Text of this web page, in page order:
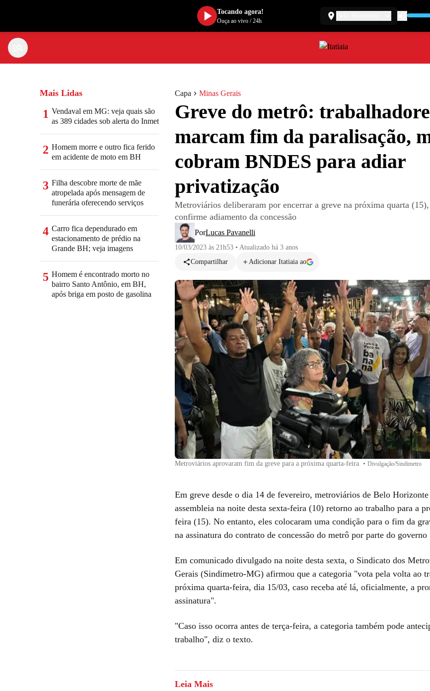
Capa Minas Gerais
Greve do metrô:
marcam fim da paralisação,
cobram BNDES para adiar
privatização
Metroviários deliberaram por encerrar a greve na próxima quarta (15),
confirme adiamento da concessão
PorLucas Pavanelli
10/03/2023 às 21h53 • Atualizado há 3 anos
Compartilhar
Adicionar Itatiaia ao
Metroviários aprovaram fim da greve para a próxima quarta-feira • Divulgação/Sindimetro
Em greve desde o dia 14 de fevereiro, metroviários de Belo
assembleia na noite desta sexta-feira (10) retorno ao trabalho para a
feira (15). No entanto, eles colocaram uma condição para o fim da
na assinatura do contrato de concessão do metrô por parte do governo
Em comunicado divulgado na noite desta sexta, o Sindicato dos
Gerais (Sindimetro-MG) afirmou que a categoria "vota pela volta ao
próxima quarta-feira, dia 15/03, caso receba até lá, oficialmente, a
assinatura".
"Caso isso ocorra antes de terça-feira, a categoria também pode
trabalho", diz o texto.
Leia Mais
Mais Lidas
1 Vendaval em MG: veja quais são
as 389 cidades sob alerta do Inmet
2 Homem morre e outro fica ferido
em acidente de moto em BH
3 Filha descobre morte de mãe
atropelada após mensagem de
funerária oferecendo serviços
4 Carro fica dependurado em
estacionamento de prédio na
Grande BH; veja imagens
5 Homem é encontrado morto no
bairro Santo Antônio, em BH,
após briga em posto de gasolina
Tocando agora!
Ouça ao vivo/24h